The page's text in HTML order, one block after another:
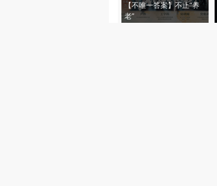
【不唯一答案】不止“养
老”